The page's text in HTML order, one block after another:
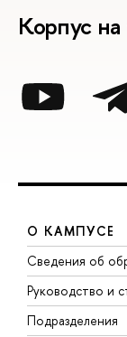
Корпус
О КАМПУСЕ
Сведения об
Руководство и
Подразделения